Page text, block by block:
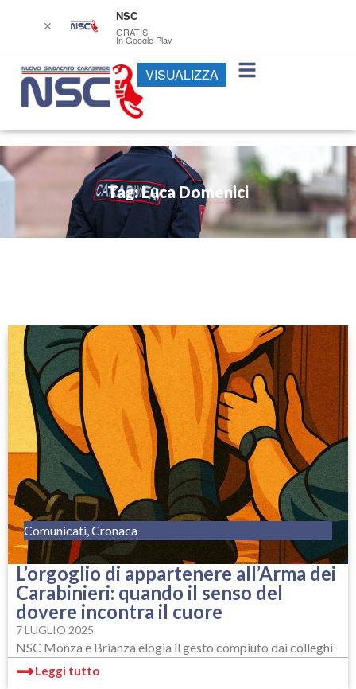
Tag: Luca Domenici
Comunicati Cronaca
L’orgoglio di appartenere all’Arma dei
Carabinieri: quando il senso del
dovere incontra il cuore
7 LUGLIO 2025
NSC Monza e Brianza elogia il gesto compiuto dai colleghi
Leggi tutto
✕
NSC
GRATIS
In Google Play
VISUALIZZA